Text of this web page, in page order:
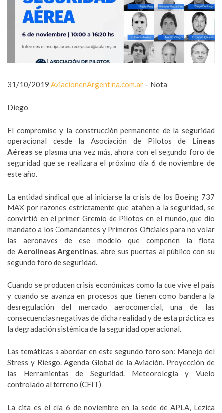
31/10/2019 AviacionenArgentina.com.ar – Nota
Diego
El compromiso y la construcción permanente de la seguridad
operacional desde la Asociación de Pilotos de Líneas
Aéreas se plasma una vez más, ahora con el segundo foro de
seguridad que se realizara el próximo día 6 de noviembre de
este año.
La entidad sindical que al iniciarse la crisis de los Boeing 737
MAX por razones estrictamente que atañen a la seguridad, se
convirtió en el primer Gremio de Pilotos en el mundo, que dio
mandato a los Comandantes y Primeros Oficiales para no volar
las aeronaves de ese modelo que componen la flota
de Aerolíneas Argentinas, abre sus puertas al público con su
segundo foro de seguridad.
Cuando se producen crisis económicas como la que vive el país
y cuando se avanza en procesos que tienen como bandera la
desregulación del mercado aerocomercial, una de las
consecuencias negativas de dicha realidad y de esta práctica es
la degradación sistémica de la seguridad operacional.
Las temáticas a abordar en este segundo foro son: Manejo del
Stress y Riesgo. Agenda Global de la Aviación. Proyección de
las Herramientas de Seguridad. Meteorología y Vuelo
controlado al terreno (CFIT)
La cita es el día 6 de noviembre en la sede de APLA, Lezica